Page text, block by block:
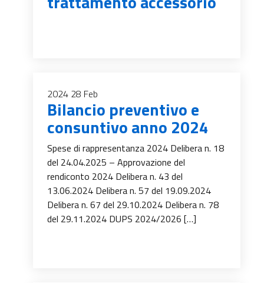
2024 28 Feb
Bilancio preventivo e
consuntivo anno 2024
Spese di rappresentanza 2024 Delibera n. 18
del 24.04.2025 – Approvazione del
rendiconto 2024 Delibera n. 43 del
13.06.2024 Delibera n. 57 del 19.09.2024
Delibera n. 67 del 29.10.2024 Delibera n. 78
del 29.11.2024 DUPS 2024/2026 […]